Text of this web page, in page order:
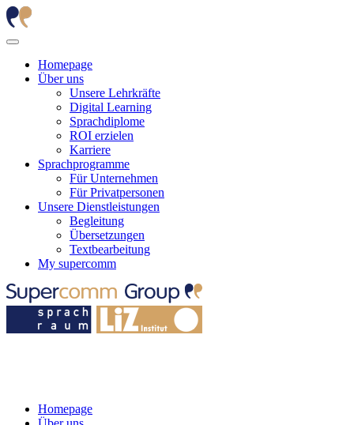
Homepage
Über uns
Unsere Lehrkräfte
Digital Learning
Sprachdiplome
ROI erzielen
Karriere
Sprachprogramme
Für Unternehmen
Für Privatpersonen
Unsere Dienstleistungen
Begleitung
Übersetzungen
Textbearbeitung
My supercomm
Homepage